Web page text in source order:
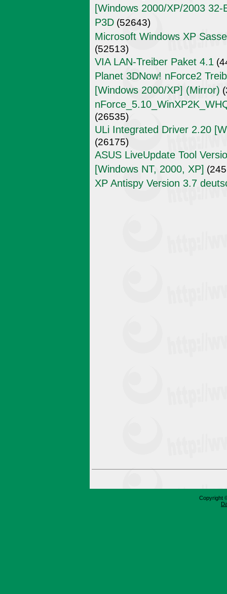
[Windows 2000/XP/2003
P3D (52643)
Microsoft Windows XP
(52513)
VIA LAN-Treiber Paket 4.1
Planet 3DNow! nForce2
[Windows 2000/XP] (Mirror)
(26535)
ULi Integrated Driver 2.20
(26175)
ASUS LiveUpdate Tool
[Windows NT, 2000, XP]
XP Antispy Version 3.7
Copyright